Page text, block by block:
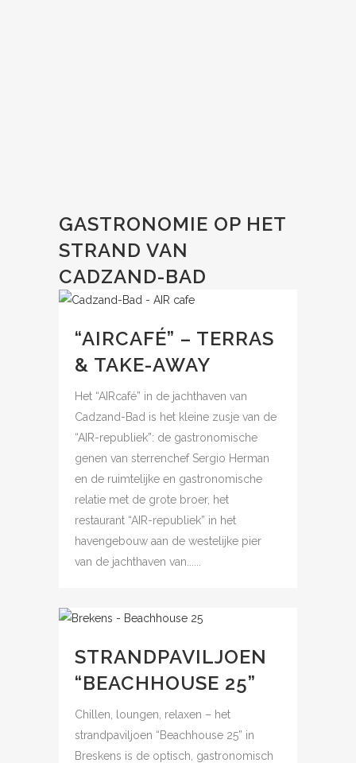
GASTRONOMIE OP HET
STRAND VAN
CADZAND-BAD
“AIRCAFÉ” – TERRAS
& TAKE-AWAY
Het “AIRcafé” in de jachthaven van
Cadzand-Bad is het kleine zusje van de
“AIR-republiek”: de gastronomische
genen van sterrenchef Sergio Herman
en de ruimtelijke en gastronomische
relatie met de grote broer, het
restaurant “AIR-republiek” in het
havengebouw aan de westelijke pier
van de jachthaven van......
STRANDPAVILJOEN
“BEACHHOUSE 25”
Chillen, loungen, relaxen – het
strandpaviljoen “Beachhouse 25” in
Breskens is de optisch, gastronomisch